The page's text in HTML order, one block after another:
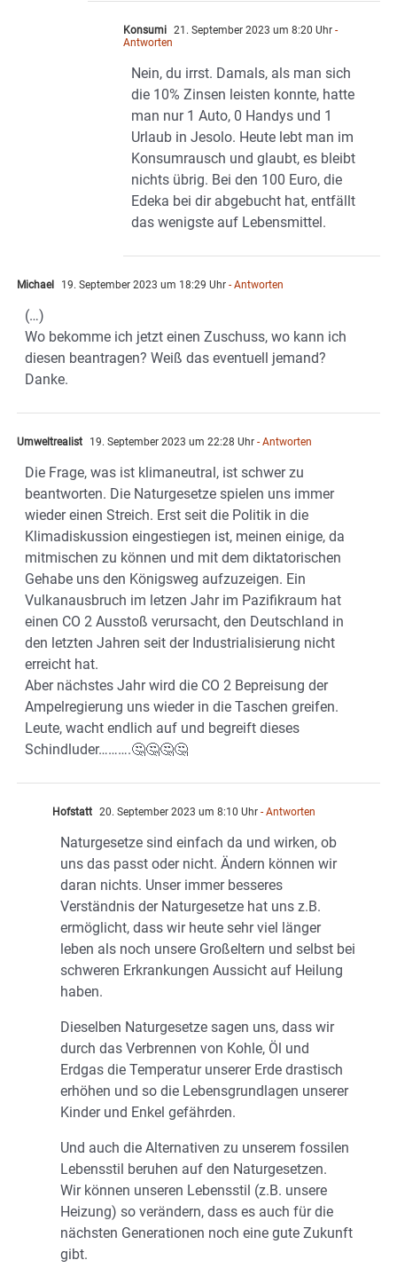
Konsumi 21. September 2023 um 8:20 Uhr -
Antworten
Nein, du irrst. Damals, als man sich
die 10% Zinsen leisten konnte, hatte
man nur 1 Auto, 0 Handys und 1
Urlaub in Jesolo. Heute lebt man im
Konsumrausch und glaubt, es bleibt
nichts übrig. Bei den 100 Euro, die
Edeka bei dir abgebucht hat, entfällt
das wenigste auf Lebensmittel.
Michael 19. September 2023 um 18:29 Uhr - Antworten
(…)
Wo bekomme ich jetzt einen Zuschuss, wo kann ich
diesen beantragen? Weiß das eventuell jemand?
Danke.
Umweltrealist 19. September 2023 um 22:28 Uhr - Antworten
Die Frage, was ist klimaneutral, ist schwer zu
beantworten. Die Naturgesetze spielen uns immer
wieder einen Streich. Erst seit die Politik in die
Klimadiskussion eingestiegen ist, meinen einige, da
mitmischen zu können und mit dem diktatorischen
Gehabe uns den Königsweg aufzuzeigen. Ein
Vulkanausbruch im letzen Jahr im Pazifikraum hat
einen CO 2 Ausstoß verursacht, den Deutschland in
den letzten Jahren seit der Industrialisierung nicht
erreicht hat.
Aber nächstes Jahr wird die CO 2 Bepreisung der
Ampelregierung uns wieder in die Taschen greifen.
Leute, wacht endlich auf und begreift dieses
Schindluder……….🤔🤔🤔🤔
Hofstatt 20. September 2023 um 8:10 Uhr - Antworten
Naturgesetze sind einfach da und wirken, ob
uns das passt oder nicht. Ändern können wir
daran nichts. Unser immer besseres
Verständnis der Naturgesetze hat uns z.B.
ermöglicht, dass wir heute sehr viel länger
leben als noch unsere Großeltern und selbst bei
schweren Erkrankungen Aussicht auf Heilung
haben.
Dieselben Naturgesetze sagen uns, dass wir
durch das Verbrennen von Kohle, Öl und
Erdgas die Temperatur unserer Erde drastisch
erhöhen und so die Lebensgrundlagen unserer
Kinder und Enkel gefährden.
Und auch die Alternativen zu unserem fossilen
Lebensstil beruhen auf den Naturgesetzen.
Wir können unseren Lebensstil (z.B. unsere
Heizung) so verändern, dass es auch für die
nächsten Generationen noch eine gute Zukunft
gibt.